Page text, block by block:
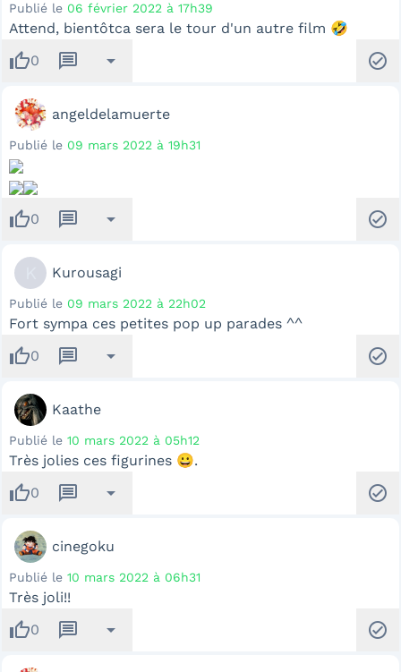
Publié le 06 février 2022 à 17h39
Attend, bientôtca sera le tour d'un autre film 🤣
thumb_up0 message arrow_drop_down check_circle
angeldelamuerte
Publié le 09 mars 2022 à 19h31
thumb_up0 message arrow_drop_down check_circle
Kurousagi
Publié le 09 mars 2022 à 22h02
Fort sympa ces petites pop up parades ^^
thumb_up0 message arrow_drop_down check_circle
Kaathe
Publié le 10 mars 2022 à 05h12
Très jolies ces figurines 😀.
thumb_up0 message arrow_drop_down check_circle
cinegoku
Publié le 10 mars 2022 à 06h31
Très joli!!
thumb_up0 message arrow_drop_down check_circle